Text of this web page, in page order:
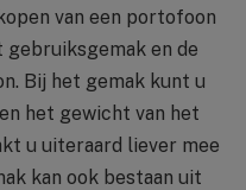
van een portofoon
en de
Bij het gemak kunt u
het gewicht van het
u uiteraard liever mee
kan ook bestaan uit